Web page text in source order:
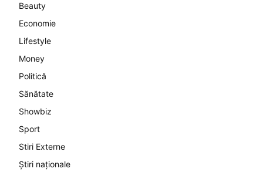
Beauty
Economie
Lifestyle
Money
Politică
Sănătate
Showbiz
Sport
Stiri Externe
Știri naționale